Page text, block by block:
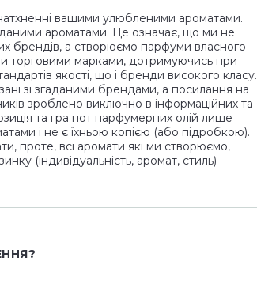
вашими улюбленими ароматами.
ароматами. Це означає, що ми не
брендів, а створюємо парфуми власного
торговими марками, дотримуючись при
якості, що і бренди високого класу.
зі згаданими брендами, а посилання на
зроблено виключно в інформаційних та
та гра нот парфумерних олій лише
і не є їхньою копією (або підробкою).
проте, всі аромати які ми створюємо,
(індивідуальність, аромат, стиль)